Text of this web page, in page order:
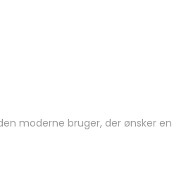
moderne bruger, der ønsker